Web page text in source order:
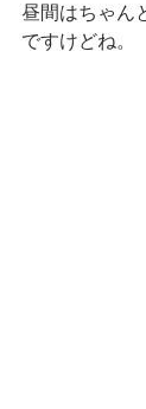
昼間はちゃん
ですけどね。